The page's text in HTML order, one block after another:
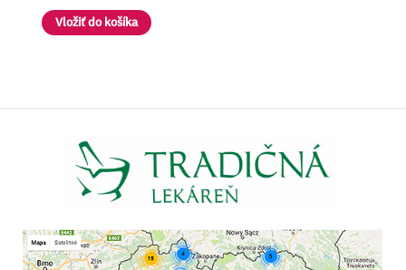
Vložiť do košíka